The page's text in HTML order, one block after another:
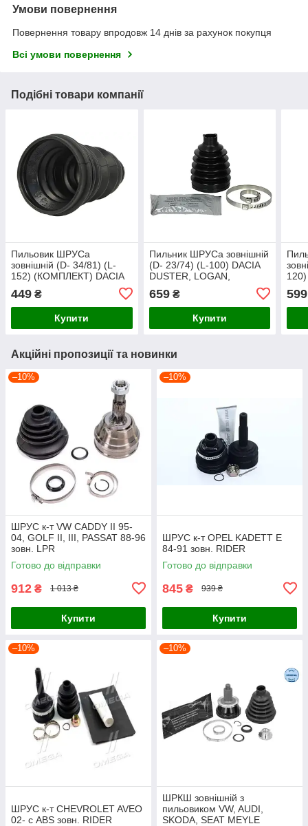
Умови повернення
Повернення товару впродовж 14 днів за рахунок покупця
Всі умови повернення
Подібні товари компанії
Пильовик ШРУСа
зовнішній (D- 34/81) (L-
152) (КОМПЛЕКТ) DACIA
SANDERO, RENAULT 11,
19 I, 19 I CHAMADE, 19 II,
19
449 ₴
Купити
Пильник ШРУСа зовнішній
(D- 23/74) (L-100) DACIA
DUSTER, LOGAN,
CLIO, CLIO III, MODUS,
TWINGO
659₴
Купити
599
Акційні пропозиції та новинки
–10%
ШРУС к-т VW CADDY II 95-
04, GOLF II, III, PASSAT 88-96
зовн. LPR
Готово до відправки
912 ₴ 1 013 ₴
Купити
–10%
ШРУС к-т OPEL KADETT E
84-91 зовн. RIDER
Готово до відправки
845 ₴ 939 ₴
Купити
–10%
ШРУС к-т CHEVROLET AVEO
02- с ABS зовн. RIDER
–10%
ШРКШ зовнішній з
пильовиком VW, AUDI,
SKODA, SEAT MEYLE